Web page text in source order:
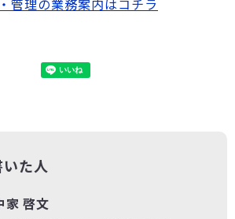
管理の業務案内はコチラ
た人
家 啓文